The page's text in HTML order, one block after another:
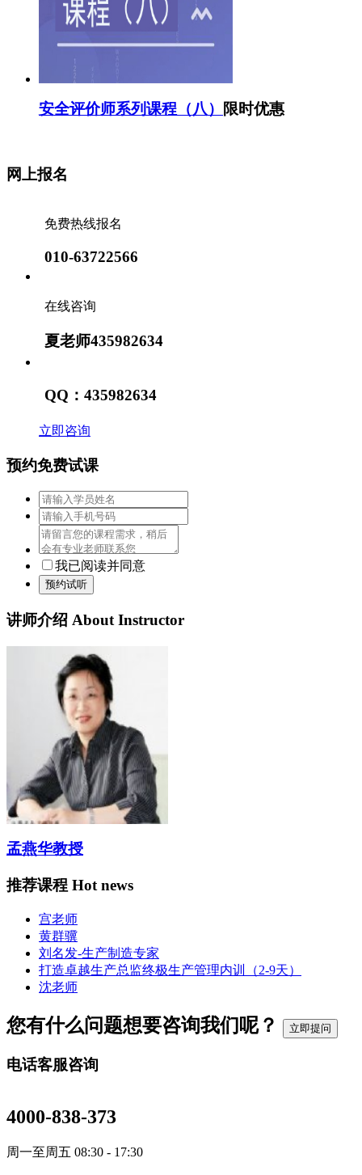
安全评价师系列课程（八） 限时优惠
网上报名
免费热线报名
010-63722566
在线咨询
夏老师435982634
QQ：435982634
立即咨询
预约免费试课
我已阅读并同意
预约试听
讲师介绍 About Instructor
孟燕华教授
推荐课程 Hot news
宫老师
黄群骥
刘名发-生产制造专家
打造卓越生产总监终极生产管理内训（2-9天）
沈老师
您有什么问题想要咨询我们呢？ 立即提问
电话客服咨询
4000-838-373
周一至周五 08:30 - 17:30